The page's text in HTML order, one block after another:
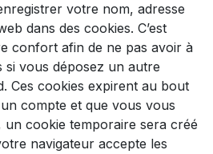
votre nom, adresse
dans des cookies. C’est
confort afin de ne pas avoir à
si vous déposez un autre
Ces cookies expirent au bout
compte et que vous vous
cookie temporaire sera créé
navigateur accepte les